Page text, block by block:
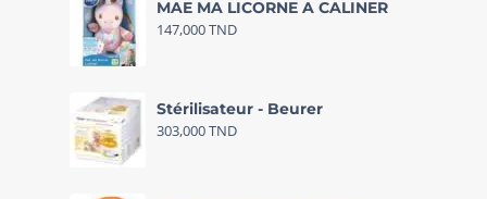
MAE MA LICORNE A CALINER
147,000TND
Stérilisateur - Beurer
303,000TND